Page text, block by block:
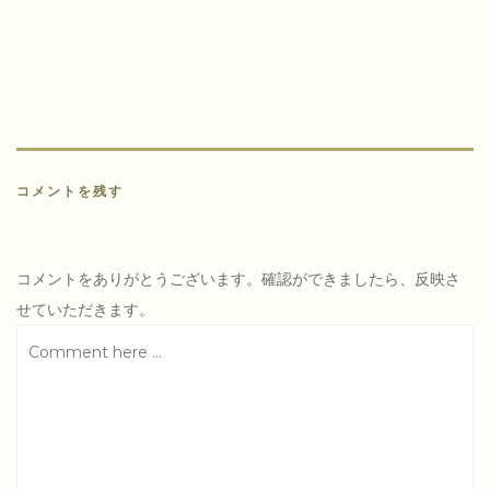
ョ
ン
コメントを残す
コメントをありがとうございます。確認ができましたら、反映さ
せていただきます。